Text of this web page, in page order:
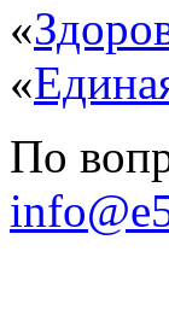
«
«
По